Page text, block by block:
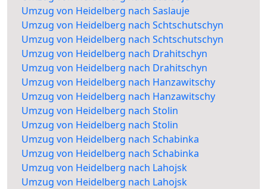
Umzug von Heidelberg nach Saslauje
Umzug von Heidelberg nach Schtschutschyn
Umzug von Heidelberg nach Schtschutschyn
Umzug von Heidelberg nach Drahitschyn
Umzug von Heidelberg nach Drahitschyn
Umzug von Heidelberg nach Hanzawitschy
Umzug von Heidelberg nach Hanzawitschy
Umzug von Heidelberg nach Stolin
Umzug von Heidelberg nach Stolin
Umzug von Heidelberg nach Schabinka
Umzug von Heidelberg nach Schabinka
Umzug von Heidelberg nach Lahojsk
Umzug von Heidelberg nach Lahojsk